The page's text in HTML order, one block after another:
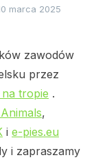
marca 2025
zawodów
przez
tropie .
,
i e-pies.eu
i zapraszamy